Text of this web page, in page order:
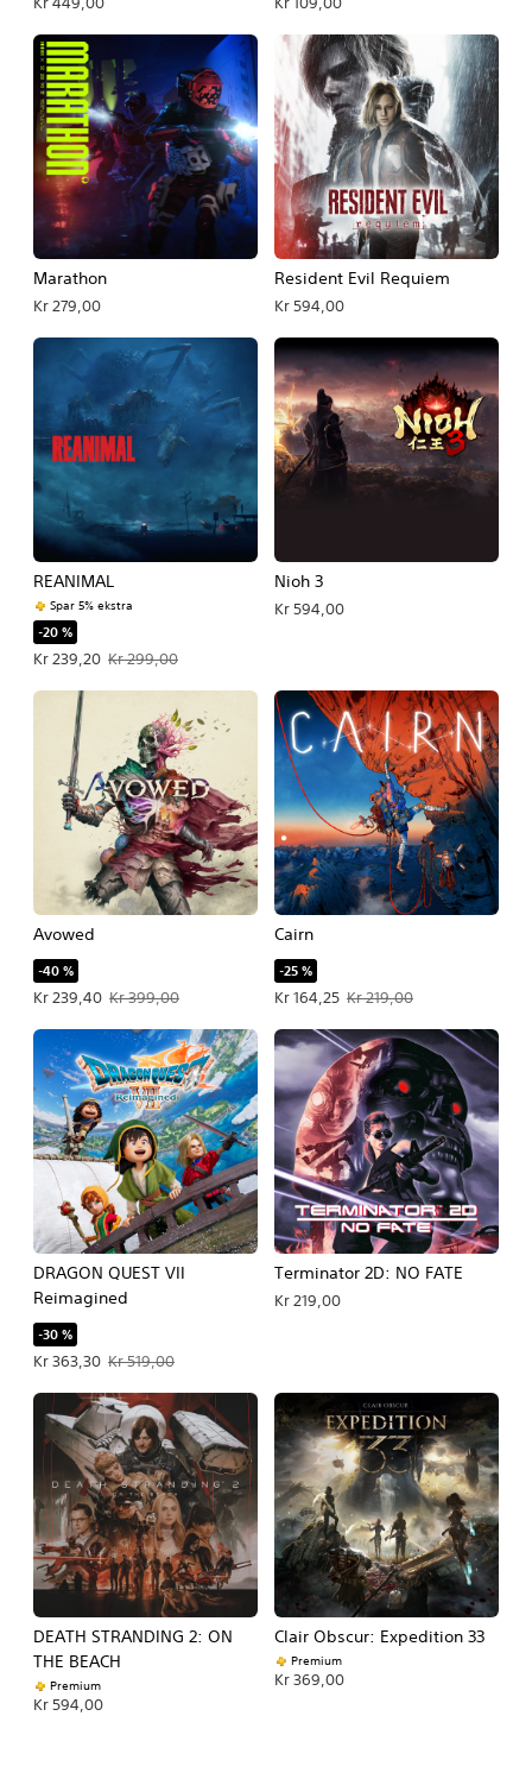
Marathon
Kr 279,00
Resident Evil Requiem
Kr 594,00
REANIMAL
Spar 5% ekstra
-20 %
Kr 239,20
Tilbudspris Kr 239,20. Oprindelig pris Kr 299,00.
Kr 299,00
Nioh 3
Kr 594,00
Avowed
-40 %
Kr 239,40
Tilbudspris Kr 239,40. Oprindelig pris Kr 399,00.
Kr 399,00
Cairn
-25 %
Kr 164,25
Tilbudspris Kr 164,25. Oprindelig
Kr 219,00
DRAGON QUEST VII
Reimagined
-30 %
Kr 363,30
Tilbudspris Kr 363,30. Oprindelig pris Kr 519,00.
Kr 519,00
Terminator 2D: NO FATE
Kr 219,00
DEATH STRANDING 2: ON
THE BEACH
Premium
Kr 594,00
Clair Obscur: Expedition 33
Premium
Kr 369,00